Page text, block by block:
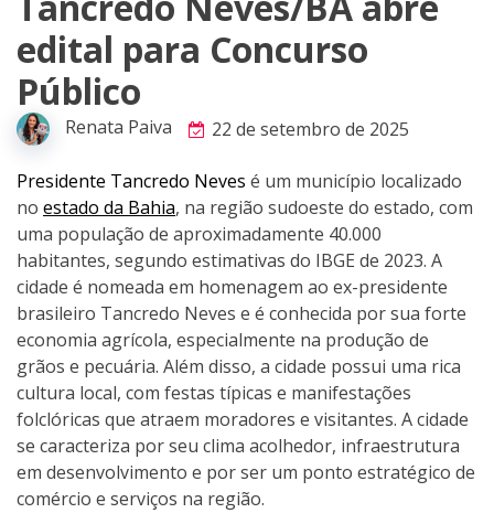
edital para Concurso
Público
Renata Paiva 22 de setembro de 2025
Presidente Tancredo Neves é um município localizado
no estado da Bahia, na região sudoeste do estado, com
uma população de aproximadamente 40.000
habitantes, segundo estimativas do IBGE de 2023. A
cidade é nomeada em homenagem ao ex-presidente
brasileiro Tancredo Neves e é conhecida por sua forte
economia agrícola, especialmente na produção de
grãos e pecuária. Além disso, a cidade possui uma rica
cultura local, com festas típicas e manifestações
folclóricas que atraem moradores e visitantes. A cidade
se caracteriza por seu clima acolhedor, infraestrutura
em desenvolvimento e por ser um ponto estratégico de
comércio e serviços na região.